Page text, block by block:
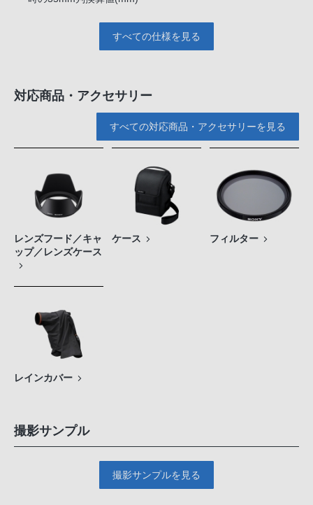
すべての仕様を見る
対応商品・アクセサリー
すべての対応商品・アクセサリーを見る
レンズフード／キャ
ップ／レンズケース
ケース フィルター
レインカバー
撮影サンプル
撮影サンプルを見る